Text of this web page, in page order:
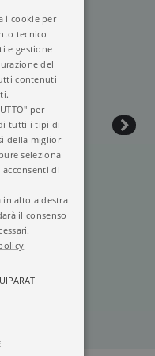
di padre
i cookie per
tecnico
e gestione
del
contenuti
per
tutti i tipi di
della miglior
seleziona
di
in alto a destra
il consenso